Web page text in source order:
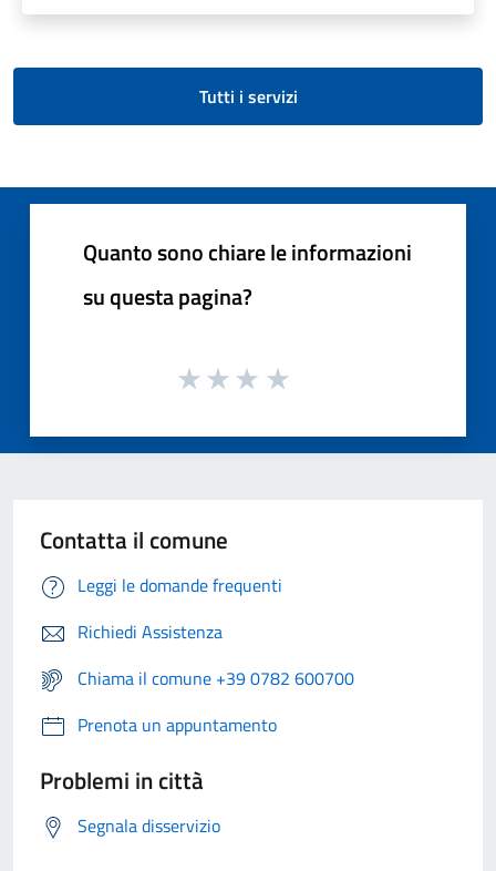
Tutti i servizi
Quanto sono chiare le informazioni
su questa pagina?
Contatta il comune
Leggi le domande frequenti
Richiedi Assistenza
Chiama il comune +39 0782 600700
Prenota un appuntamento
Problemi in città
Segnala disservizio